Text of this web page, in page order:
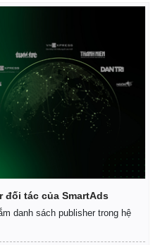
đối tác của SmartAds
danh sách publisher trong hệ